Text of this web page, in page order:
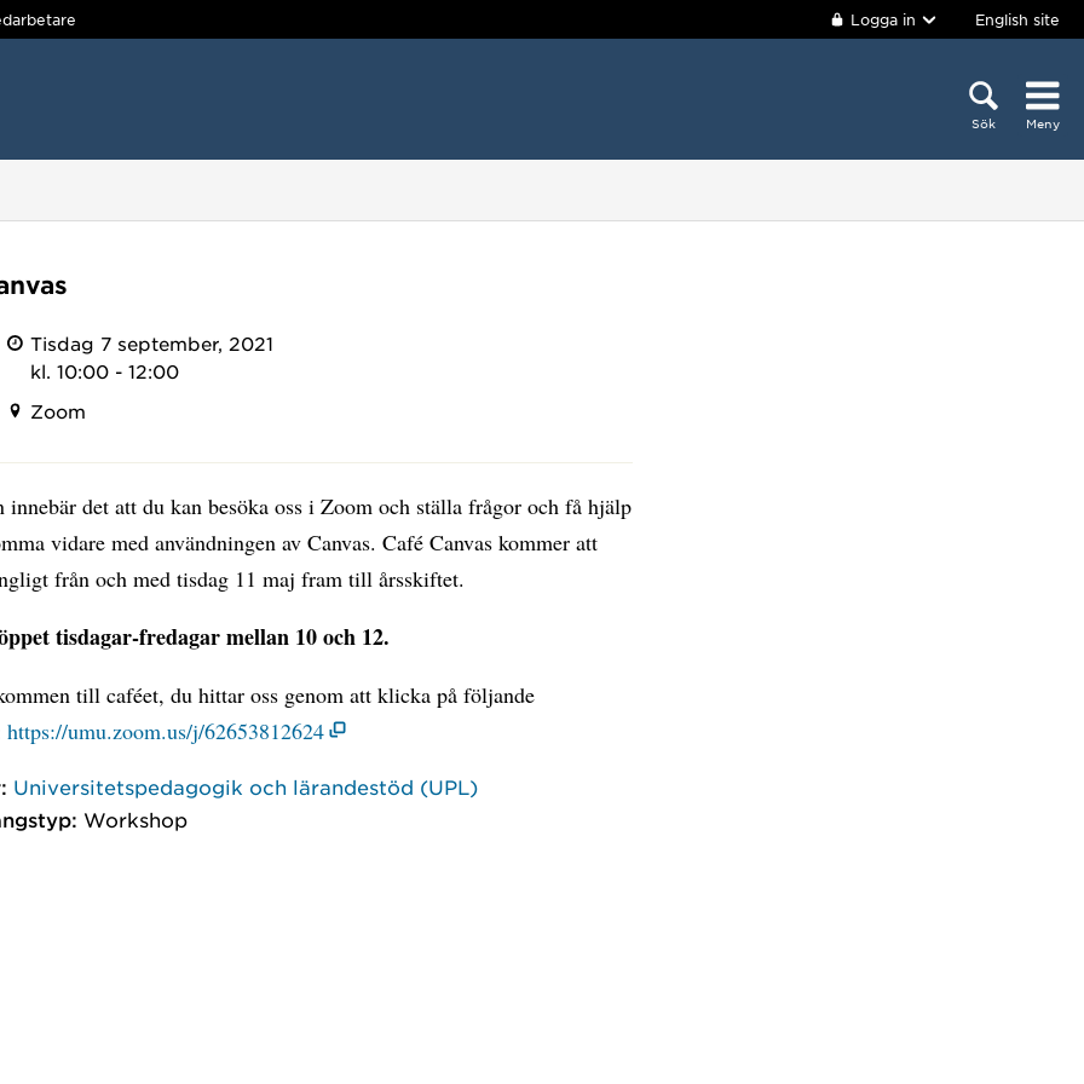
Logga in English site
Sök Meny
Tisdag 7 september, 2021
kl. 10:00 - 12:00
Zoom
innebär det att du kan besöka oss i Zoom och ställa frågor och få hjälp
vidare med användningen av Canvas. Café Canvas kommer att
från och med tisdag 11 maj fram till årsskiftet.
tisdagar-fredagar mellan 10 och 12.
till caféet, du hittar oss genom att klicka på följande
https://umu.zoom.us/j/62653812624
Universitetspedagogik och lärandestöd (UPL)
Workshop